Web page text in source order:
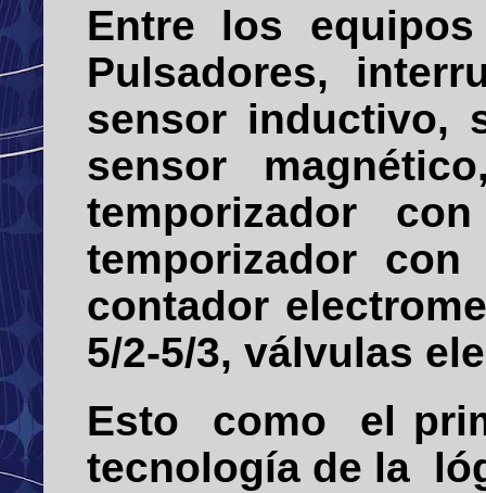
Entre los
Pulsadores,
sensor inductivo,
sensor
temporizador
temporizador
contador
5/2-5/3, válvulas
Esto como el
tecnología de la